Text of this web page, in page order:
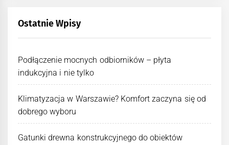
Ostatnie Wpisy
Podłączenie mocnych odbiorników – płyta
indukcyjna i nie tylko
Klimatyzacja w Warszawie? Komfort zaczyna się od
dobrego wyboru
Gatunki drewna konstrukcyjnego do obiektów